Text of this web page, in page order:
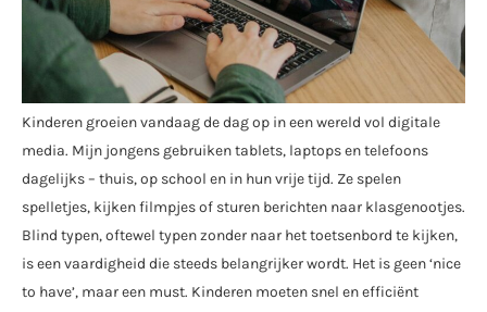
Kinderen groeien vandaag de dag op in een wereld vol digitale
media. Mijn jongens gebruiken tablets, laptops en telefoons
dagelijks – thuis, op school en in hun vrije tijd. Ze spelen
spelletjes, kijken filmpjes of sturen berichten naar klasgenootjes.
Blind typen, oftewel typen zonder naar het toetsenbord te kijken,
is een vaardigheid die steeds belangrijker wordt. Het is geen ‘nice
to have’, maar een must. Kinderen moeten snel en efficiënt